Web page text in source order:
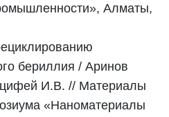
Алматы,
бериллия / Аринов
И.В. // Материалы
«Наноматериалы